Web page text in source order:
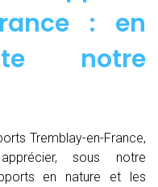
: en
notre
Tremblay-en-France,
sous notre
en nature et les